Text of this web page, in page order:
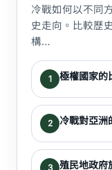
冷戰如何以不同
史走向。比較歷
構…
1 極權國家的
2 冷戰對亞洲
3 殖民地政府